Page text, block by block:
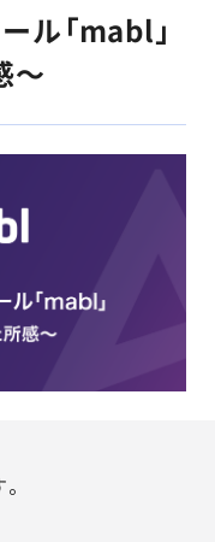
ル「mabl」
～